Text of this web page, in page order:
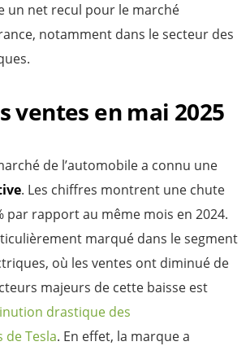
un net recul pour le marché
notamment dans le secteur des
ventes en mai 2025
de l’automobile a connu une
. Les chiffres montrent une chute
par rapport au même mois en 2024.
marqué dans le segment
où les ventes ont diminué de
majeurs de cette baisse est
drastique des
Tesla. En effet, la marque a